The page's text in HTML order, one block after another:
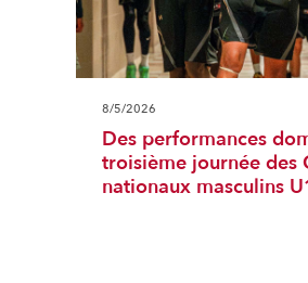
8/5/2026
Des performances
troisième journée des
nationaux masculins